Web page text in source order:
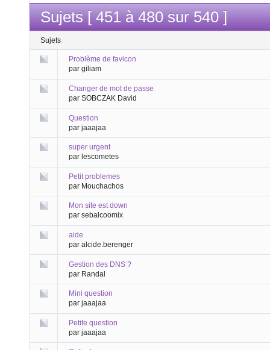
Sujets [ 451 à 480 sur 540 ]
Sujets
Problème de favicon
par giliam
Changer de mot de passe
par SOBCZAK David
Question
par jaaajaa
super urgent
par lescometes
Petit problemes
par Mouchachos
Mon site est down
par sebalcoomix
aide
par alcide.berenger
Gestion des DNS ?
par Randal
Mini question
par jaaajaa
Petite question
par jaaajaa